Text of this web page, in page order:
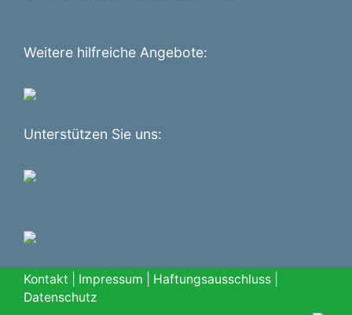
Weitere hilfreiche Angebote:
Unterstützen Sie uns:
Kontakt Impressum Haftungsausschluss
Datenschutz